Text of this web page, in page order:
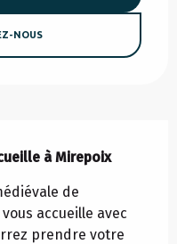
NOUS
à Mirepoix
de
accueille avec
prendre votre